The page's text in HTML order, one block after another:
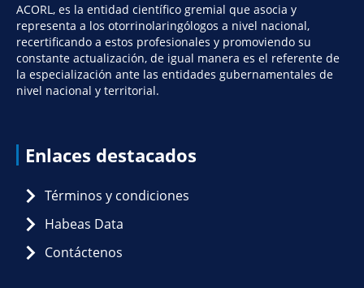
ACORL, es la entidad científico gremial que asocia y
representa a los otorrinolaringólogos a nivel nacional,
recertificando a estos profesionales y promoviendo su
constante actualización, de igual manera es el referente de
la especialización ante las entidades gubernamentales de
nivel nacional y territorial.
Enlaces destacados
Términos y condiciones
Habeas Data
Contáctenos